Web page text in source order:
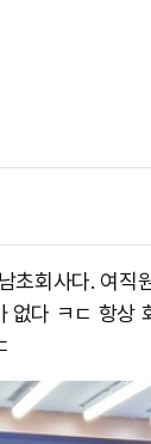
초회사다. 여직
다 ㅋㄷ 항상